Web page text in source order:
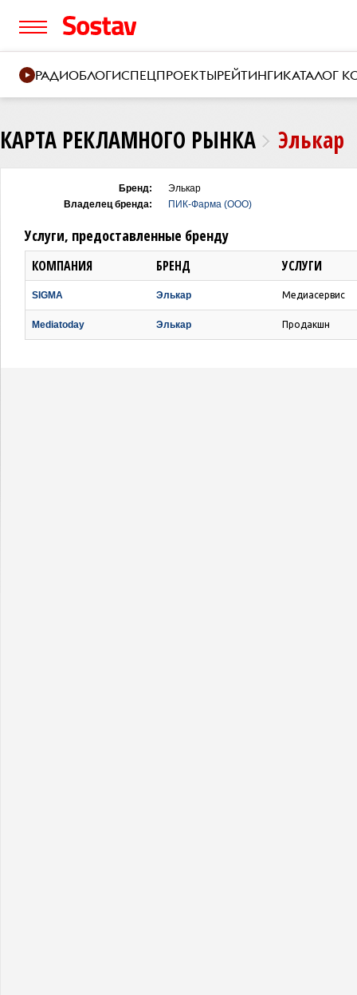
РАДИОБЛОГИСПЕЦПРОЕКТЫРЕЙТИНГИКАТАЛОГ
КАРТА РЕКЛАМНОГО РЫНКА Элькар
Бренд:
Элькар
Владелец бренда:
ПИК-Фарма (ООО)
Услуги, предоставленные бренду
КОМПАНИЯ БРЕНД УСЛУГИ
SIGMA Элькар Медиасервис
Mediatoday Элькар Продакшн